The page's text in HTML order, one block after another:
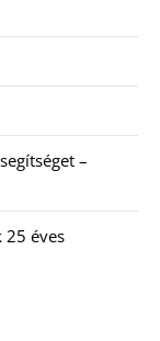
–
25 éves